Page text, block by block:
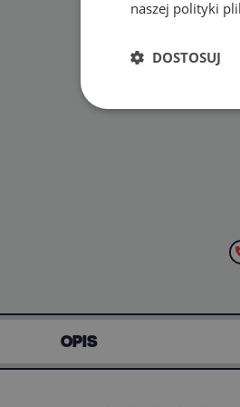
OPIS
naszej polityki
DOSTOSUJ